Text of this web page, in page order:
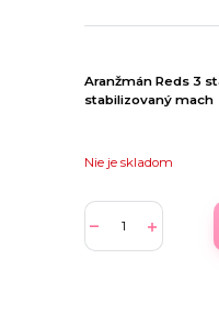
Aranžmán Reds 3
stabilizovaný mach
Nie je skladom